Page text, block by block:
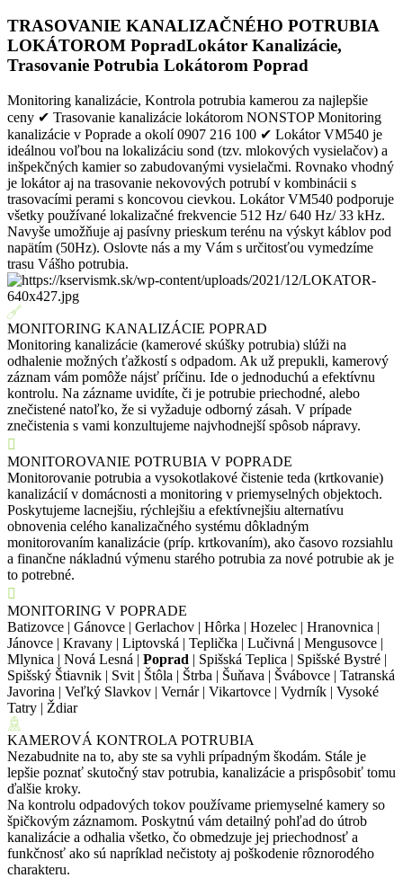
TRASOVANIE KANALIZAČNÉHO POTRUBIA
LOKÁTOROM PopradLokátor Kanalizácie,
Trasovanie Potrubia Lokátorom Poprad
Monitoring kanalizácie, Kontrola potrubia kamerou za najlepšie
ceny ✔ Trasovanie kanalizácie lokátorom NONSTOP Monitoring
kanalizácie v Poprade a okolí 0907 216 100 ✔ Lokátor VM540 je
ideálnou voľbou na lokalizáciu sond (tzv. mlokových vysielačov) a
inšpekčných kamier so zabudovanými vysielačmi. Rovnako vhodný
je lokátor aj na trasovanie nekovových potrubí v kombinácii s
trasovacími perami s koncovou cievkou. Lokátor VM540 podporuje
všetky používané lokalizačné frekvencie 512 Hz/ 640 Hz/ 33 kHz.
Navyše umožňuje aj pasívny prieskum terénu na výskyt káblov pod
napätím (50Hz). Oslovte nás a my Vám s určitosťou vymedzíme
trasu Vášho potrubia.
MONITORING KANALIZÁCIE POPRAD
Monitoring kanalizácie (kamerové skúšky potrubia) slúži na
odhalenie možných ťažkostí s odpadom. Ak už prepukli, kamerový
záznam vám pomôže nájsť príčinu. Ide o jednoduchú a efektívnu
kontrolu. Na zázname uvidíte, či je potrubie priechodné, alebo
znečistené natoľko, že si vyžaduje odborný zásah. V prípade
znečistenia s vami konzultujeme najvhodnejší spôsob nápravy.
MONITOROVANIE POTRUBIA V POPRADE
Monitorovanie potrubia a vysokotlakové čistenie teda (krtkovanie)
kanalizácií v domácnosti a monitoring v priemyselných objektoch.
Poskytujeme lacnejšiu, rýchlejšiu a efektívnejšiu alternatívu
obnovenia celého kanalizačného systému dôkladným
monitorovaním kanalizácie (príp. krtkovaním), ako časovo rozsiahlu
a finančne nákladnú výmenu starého potrubia za nové potrubie ak je
to potrebné.
MONITORING V POPRADE
Batizovce | Gánovce | Gerlachov | Hôrka | Hozelec | Hranovnica |
Jánovce | Kravany | Liptovská | Teplička | Lučivná | Mengusovce |
Mlynica | Nová Lesná | Poprad | Spišská Teplica | Spišské Bystré |
Spišský Štiavnik | Svit | Štôla | Štrba | Šuňava | Švábovce | Tatranská
Javorina | Veľký Slavkov | Vernár | Vikartovce | Vydrník | Vysoké
Tatry | Ždiar
KAMEROVÁ KONTROLA POTRUBIA
Nezabudnite na to, aby ste sa vyhli prípadným škodám. Stále je
lepšie poznať skutočný stav potrubia, kanalizácie a prispôsobiť tomu
ďalšie kroky.
Na kontrolu odpadových tokov používame priemyselné kamery so
špičkovým záznamom. Poskytnú vám detailný pohľad do útrob
kanalizácie a odhalia všetko, čo obmedzuje jej priechodnosť a
funkčnosť ako sú napríklad nečistoty aj poškodenie rôznorodého
charakteru.